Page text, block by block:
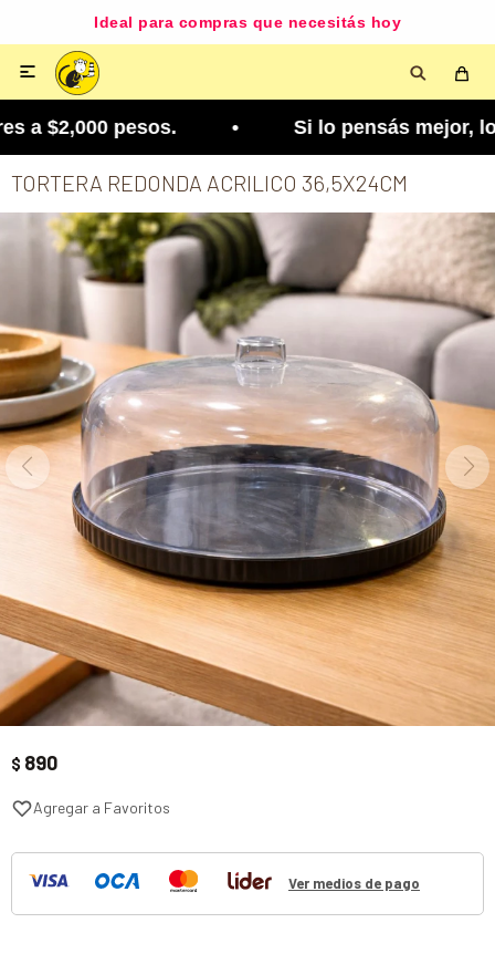
Ideal para compras que necesitás hoy

a $2,000 pesos. • Si lo pensás mejor, lo
TORTERA REDONDA ACRILICO 36,5X24CM
$ 890
Ver medios de pago